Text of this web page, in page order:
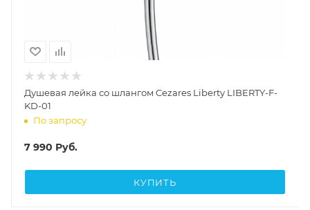
Душевая лейка со шлангом Cezares Liberty LIBERTY-F-
KD-01
По запросу
7 990 Руб.
КУПИТЬ